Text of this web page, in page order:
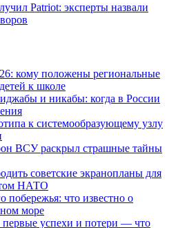
Patriot: эксперты назвали
кому положены региональные
к школе
и никабы: когда в России
к системообразующему узлу
ВСУ раскрыл страшные тайны
советские экранопланы для
НАТО
побережья: что известно о
море
успехи и потери — что